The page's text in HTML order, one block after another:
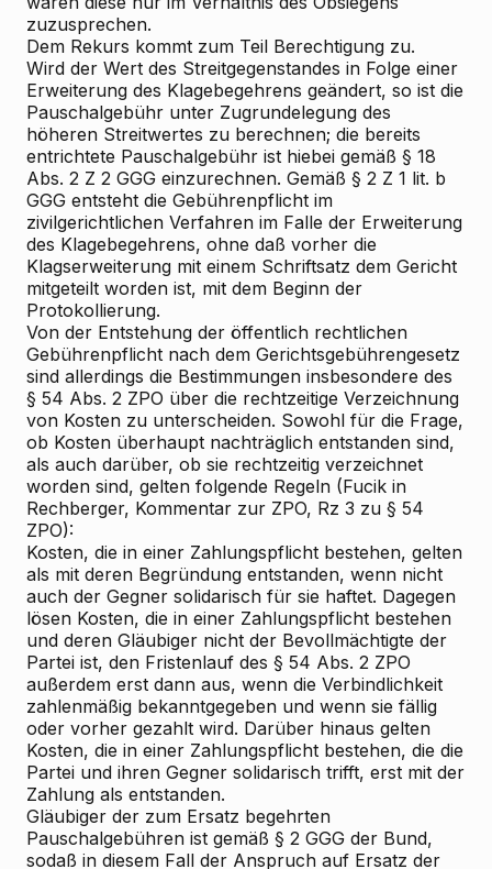
zuzusprechen.
Dem Rekurs kommt zum Teil Berechtigung zu.
Wird der Wert des Streitgegenstandes in Folge einer
Erweiterung des Klagebegehrens geändert, so ist die
Pauschalgebühr unter Zugrundelegung des
höheren Streitwertes zu berechnen; die bereits
entrichtete Pauschalgebühr ist hiebei gemäß § 18
Abs. 2 Z 2 GGG einzurechnen. Gemäß § 2 Z 1 lit. b
GGG entsteht die Gebührenpflicht im
zivilgerichtlichen Verfahren im Falle der Erweiterung
des Klagebegehrens, ohne daß vorher die
Klagserweiterung mit einem Schriftsatz dem Gericht
mitgeteilt worden ist, mit dem Beginn der
Protokollierung.
Von der Entstehung der öffentlich rechtlichen
Gebührenpflicht nach dem Gerichtsgebührengesetz
sind allerdings die Bestimmungen insbesondere des
§ 54 Abs. 2 ZPO über die rechtzeitige Verzeichnung
von Kosten zu unterscheiden. Sowohl für die Frage,
ob Kosten überhaupt nachträglich entstanden sind,
als auch darüber, ob sie rechtzeitig verzeichnet
worden sind, gelten folgende Regeln (Fucik in
Rechberger, Kommentar zur ZPO, Rz 3 zu § 54
ZPO):
Kosten, die in einer Zahlungspflicht bestehen, gelten
als mit deren Begründung entstanden, wenn nicht
auch der Gegner solidarisch für sie haftet. Dagegen
lösen Kosten, die in einer Zahlungspflicht bestehen
und deren Gläubiger nicht der Bevollmächtigte der
Partei ist, den Fristenlauf des § 54 Abs. 2 ZPO
außerdem erst dann aus, wenn die Verbindlichkeit
zahlenmäßig bekanntgegeben und wenn sie fällig
oder vorher gezahlt wird. Darüber hinaus gelten
Kosten, die in einer Zahlungspflicht bestehen, die die
Partei und ihren Gegner solidarisch trifft, erst mit der
Zahlung als entstanden.
Gläubiger der zum Ersatz begehrten
Pauschalgebühren ist gemäß § 2 GGG der Bund,
sodaß in diesem Fall der Anspruch auf Ersatz der